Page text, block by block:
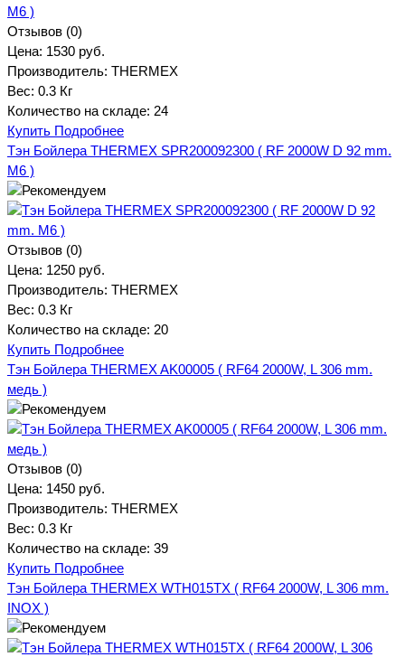
Отзывов (0)
Цена: 1530 руб.
Производитель: THERMEX
Вес: 0.3 Кг
Количество на складе: 24
Купить Подробнее
Тэн Бойлера THERMEX SPR200092300 ( RF 2000W D 92 mm.
M6 )
Отзывов (0)
Цена: 1250 руб.
Производитель: THERMEX
Вес: 0.3 Кг
Количество на складе: 20
Купить Подробнее
Тэн Бойлера THERMEX AK00005 ( RF64 2000W, L 306 mm.
медь )
Отзывов (0)
Цена: 1450 руб.
Производитель: THERMEX
Вес: 0.3 Кг
Количество на складе: 39
Купить Подробнее
Тэн Бойлера THERMEX WTH015TX ( RF64 2000W, L 306 mm.
INOX )